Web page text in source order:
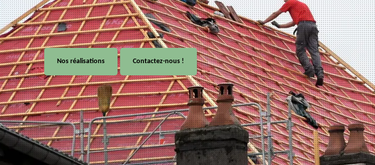
Nos réalisations Contactez-nous !